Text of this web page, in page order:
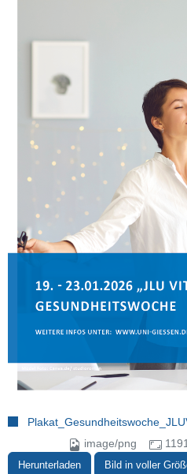
image/png
Herunterladen Bild in voller